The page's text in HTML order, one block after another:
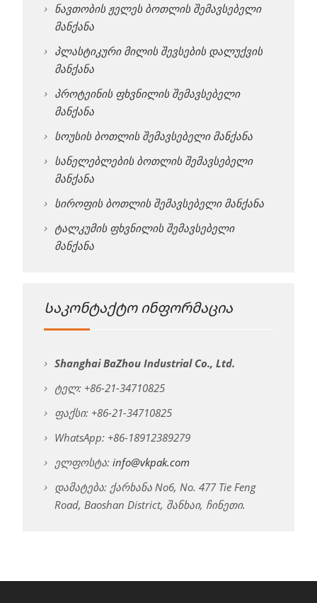
ნავთობის ჟელეს ბოთლის შემავსებელი
მანქანა
პლასტიკური მილის შევსების დალუქვის
მანქანა
პროტეინის ფხვნილის შემავსებელი
მანქანა
სოუსის ბოთლის შემავსებელი მანქანა
სანელებლების ბოთლის შემავსებელი
მანქანა
სიროფის ბოთლის შემავსებელი მანქანა
ტალკუმის ფხვნილის შემავსებელი
მანქანა
Საკონტაქტო ინფორმაცია
Shanghai BaZhou Industrial Co., Ltd.
ტელ: +86-21-34710825
ფაქსი: +86-21-34710825
WhatsApp: +86-18912389279
ელფოსტა: info@vkpak.com
დამატება: ქარხანა No6, No. 477 Tie Feng
Road, Baoshan District, შანხაი, ჩინეთი.